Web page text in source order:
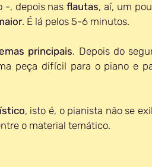
-, depois nas flautas
. É lá pelos 5-6 minutos.
principais. Depois do
peça difícil para o piano e
, isto é, o pianista não se
o material temático.